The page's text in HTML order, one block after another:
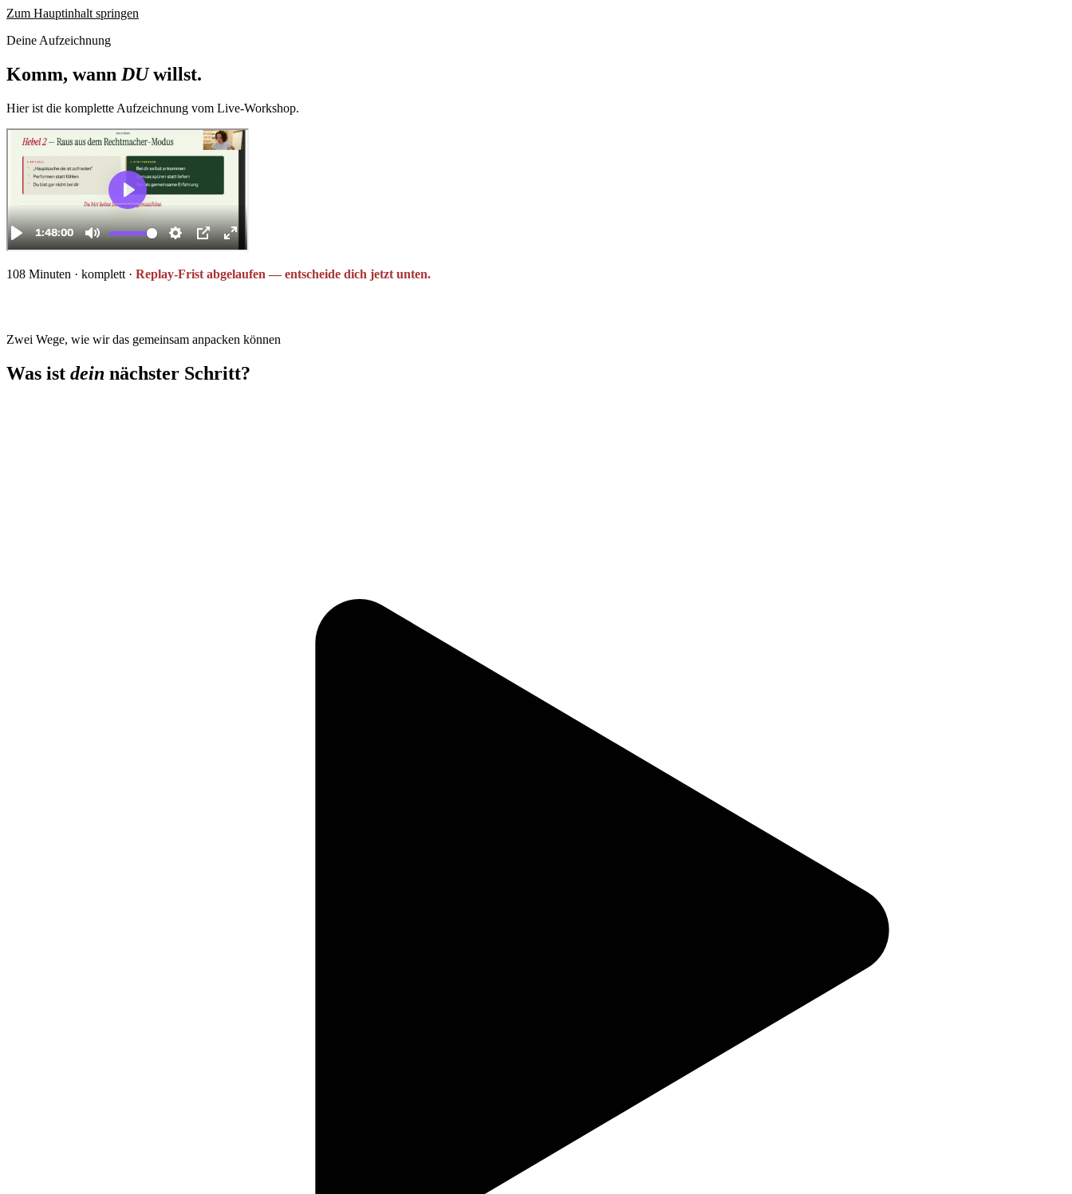
Zum Hauptinhalt springen
Deine Aufzeichnung
Komm, wann DUwillst.
Hier ist die komplette Aufzeichnung vom Live-Workshop.
108 Minuten · komplett · Replay-Frist abgelaufen — entscheide dich jetzt unten.
Zwei Wege, wie wir das gemeinsam anpacken können
Was ist dein nächster Schritt?